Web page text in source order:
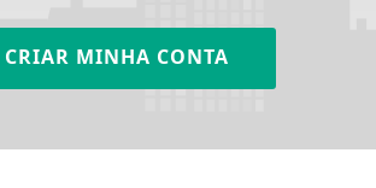
MINHA CONTA